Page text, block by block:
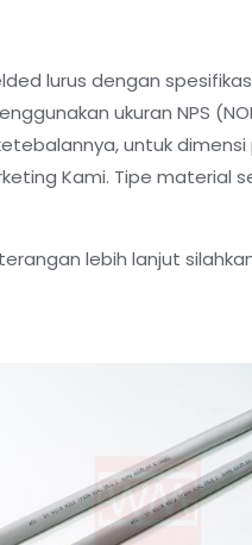
lurus dengan
ukuran NPS
untuk
Kami. Tipe material
lebih lanjut